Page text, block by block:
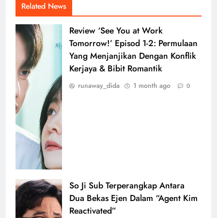
Related News
Review ‘See You at Work
Tomorrow!’ Episod 1-2: Permulaan
Yang Menjanjikan Dengan Konflik
Kerjaya & Bibit Romantik
runaway_dida 1 month ago 0
So Ji Sub Terperangkap Antara
Dua Bekas Ejen Dalam “Agent Kim
Reactivated”